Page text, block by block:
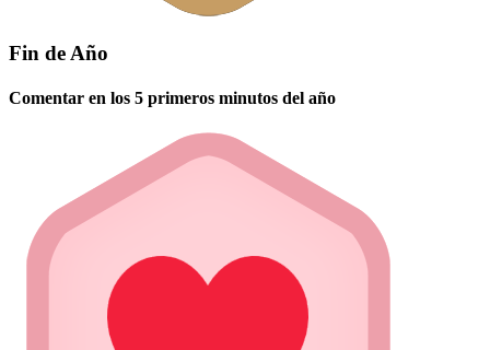
Fin de Año
Comentar en los 5 primeros minutos del año